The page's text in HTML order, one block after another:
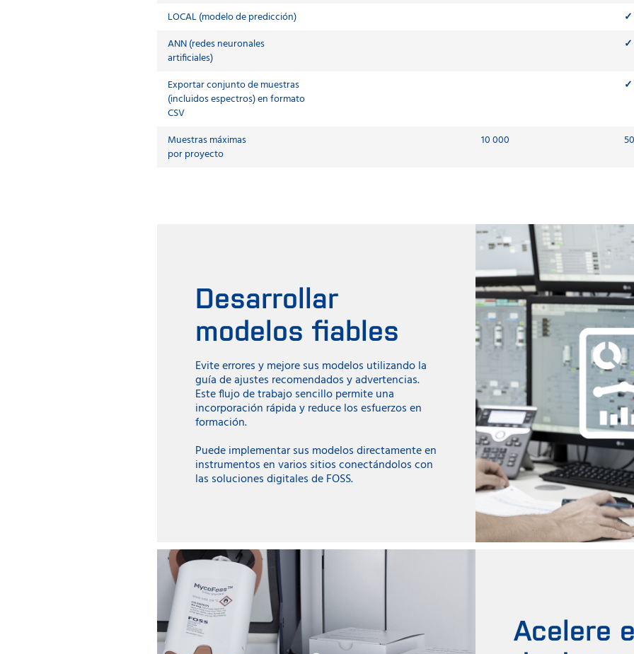
LOCAL (modelo de predicción)
✓
ANN (redes neuronales
artificiales)
✓
Exportar conjunto de muestras
(incluidos espectros) en formato
CSV
✓
Muestras máximas
por proyecto
10 000
Desarrollar
modelos fiables
Evite errores y mejore sus modelos utilizando la
guía de ajustes recomendados y advertencias.
Este flujo de trabajo sencillo permite una
incorporación rápida y reduce los esfuerzos en
formación.
Puede implementar sus modelos directamente en
instrumentos en varios sitios conectándolos con
las soluciones digitales de FOSS.
Acelere